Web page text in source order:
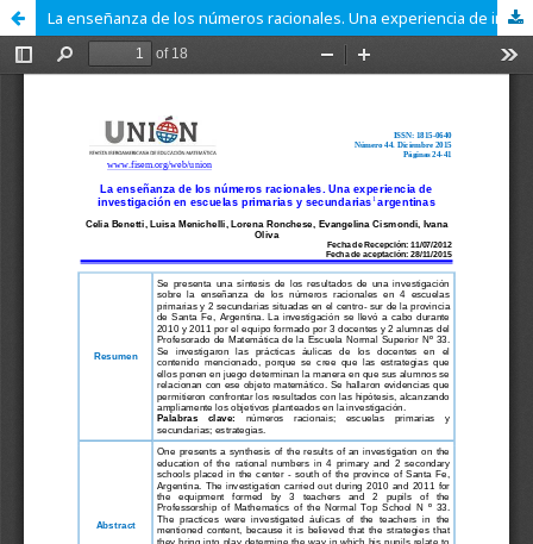
La enseñanza de los números racionales. Una experiencia de investigación en escuelas primarias y secundarias argentinas